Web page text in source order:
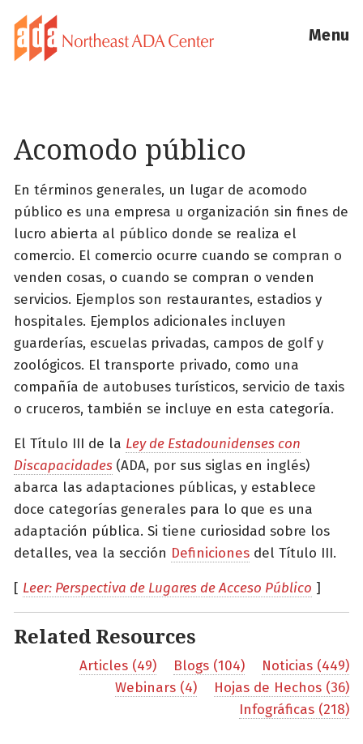
Menu
Acomodo público
En términos generales, un lugar de acomodo
público es una empresa u organización sin fines de
lucro abierta al público donde se realiza el
comercio. El comercio ocurre cuando se compran o
venden cosas, o cuando se compran o venden
servicios. Ejemplos son restaurantes, estadios y
hospitales. Ejemplos adicionales incluyen
guarderías, escuelas privadas, campos de golf y
zoológicos. El transporte privado, como una
compañía de autobuses turísticos, servicio de taxis
o cruceros, también se incluye en esta categoría.
El Título III de la Ley de Estadounidenses con
Discapacidades (ADA, por sus siglas en inglés)
abarca las adaptaciones públicas, y establece
doce categorías generales para lo que es una
adaptación pública. Si tiene curiosidad sobre los
detalles, vea la sección Definiciones del Título III.
[ Leer: Perspectiva de Lugares de Acceso Público ]
Related Resources
Articles (49) Blogs (104)
Noticias (449)
Webinars (4)
Hojas de Hechos (36)
Infográficas (218)